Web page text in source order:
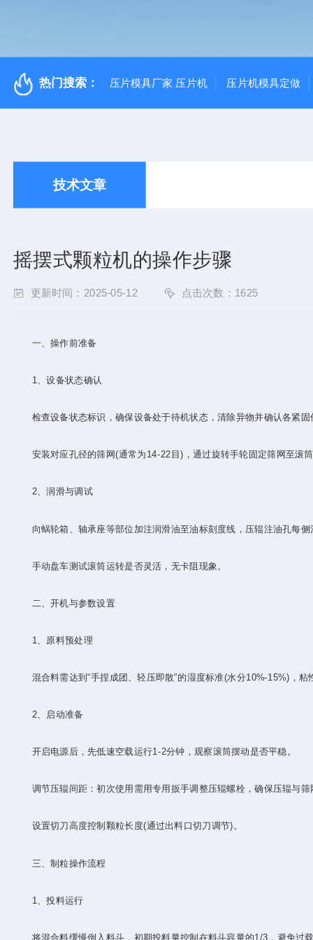
热门搜索： 压片模具厂家 压片机 压片机模具定做
技术文章
摇摆式颗粒机的操作步骤
更新时间：2025-05-12 点击次数：1625
一、操作前准备
‌1、设备状态确认‌
检查设备状态标识，确保设备处于待机状态，清除异物并确认各紧固
安装对应孔径的筛网(通常为14-22目)，通过旋转手轮固定筛网至滚
‌2、润滑与调试‌
向蜗轮箱、轴承座等部位加注润滑油至油标刻度线，压辊注油孔每侧
手动盘车测试滚筒运转是否灵活，无卡阻现象。
二、开机与参数设置
‌1、原料预处理‌
混合料需达到“手捏成团、轻压即散”的湿度标准(水分10%-15%)，粘
‌2、启动准备‌
开启电源后，先低速空载运行1-2分钟，观察滚筒摆动是否平稳。
调节压辊间距：初次使用需用专用扳手调整压辊螺栓，确保压辊与筛
设置切刀高度控制颗粒长度(通过出料口切刀调节)。
三、制粒操作流程
‌1、投料运行‌
将混合料缓慢倒入料斗，初期投料量控制在料斗容量的1/3，避免过